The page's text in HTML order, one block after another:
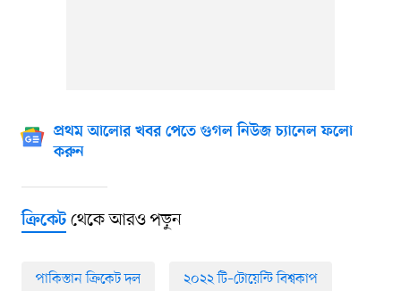
প্রথম আলোর খবর পেতে গুগল নিউজ চ্যানেল ফলো
করুন
ক্রিকেটথেকে আরও পড়ুন
পাকিস্তান ক্রিকেট দল ২০২২ টি–টোয়েন্টি বিশ্বকাপ